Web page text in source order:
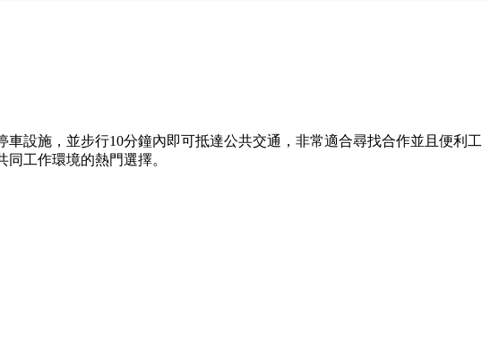
設施，並步行10分鐘內即可抵達公共交通，非常適合尋找合作並且便利工
工作環境的熱門選擇。